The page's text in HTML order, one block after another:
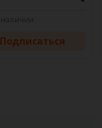
Подписаться